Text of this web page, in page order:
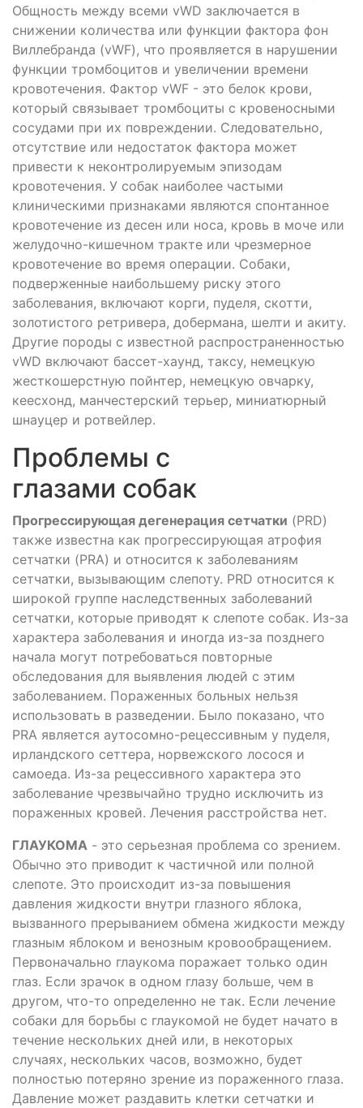
Общность между всеми vWD заключается в
снижении количества или функции фактора фон
Виллебранда (vWF), что проявляется в нарушении
функции тромбоцитов и увеличении времени
кровотечения. Фактор vWF - это белок крови,
который связывает тромбоциты с кровеносными
сосудами при их повреждении. Следовательно,
отсутствие или недостаток фактора может
привести к неконтролируемым эпизодам
кровотечения. У собак наиболее частыми
клиническими признаками являются спонтанное
кровотечение из десен или носа, кровь в моче или
желудочно-кишечном тракте или чрезмерное
кровотечение во время операции. Собаки,
подверженные наибольшему риску этого
заболевания, включают корги, пуделя, скотти,
золотистого ретривера, добермана, шелти и акиту.
Другие породы с известной распространенностью
vWD включают бассет-хаунд, таксу, немецкую
жесткошерстную пойнтер, немецкую овчарку,
кеесхонд, манчестерский терьер, миниатюрный
шнауцер и ротвейлер.
Проблемы с
глазами собак
Прогрессирующая дегенерация сетчатки (PRD)
также известна как прогрессирующая атрофия
сетчатки (PRA) и относится к заболеваниям
сетчатки, вызывающим слепоту. PRD относится к
широкой группе наследственных заболеваний
сетчатки, которые приводят к слепоте собак. Из-за
характера заболевания и иногда из-за позднего
начала могут потребоваться повторные
обследования для выявления людей с этим
заболеванием. Пораженных больных нельзя
использовать в разведении. Было показано, что
PRA является аутосомно-рецессивным у пуделя,
ирландского сеттера, норвежского лосося и
самоеда. Из-за рецессивного характера это
заболевание чрезвычайно трудно исключить из
пораженных кровей. Лечения расстройства нет.
ГЛАУКОМА - это серьезная проблема со зрением.
Обычно это приводит к частичной или полной
слепоте. Это происходит из-за повышения
давления жидкости внутри глазного яблока,
вызванного прерыванием обмена жидкости между
глазным яблоком и венозным кровообращением.
Первоначально глаукома поражает только один
глаз. Если зрачок в одном глазу больше, чем в
другом, что-то определенно не так. Если лечение
собаки для борьбы с глаукомой не будет начато в
течение нескольких дней или, в некоторых
случаях, нескольких часов, возможно, будет
полностью потеряно зрение из пораженного глаза.
Давление может раздавить клетки сетчатки и